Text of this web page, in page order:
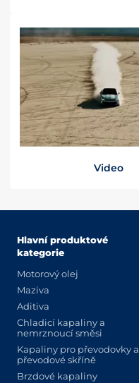
Video
Hlavní produktové
kategorie
Motorový olej
Maziva
Aditiva
Chladicí kapaliny a
nemrznoucí směsi
Kapaliny pro převodovky a
převodové skříně
Brzdové kapaliny